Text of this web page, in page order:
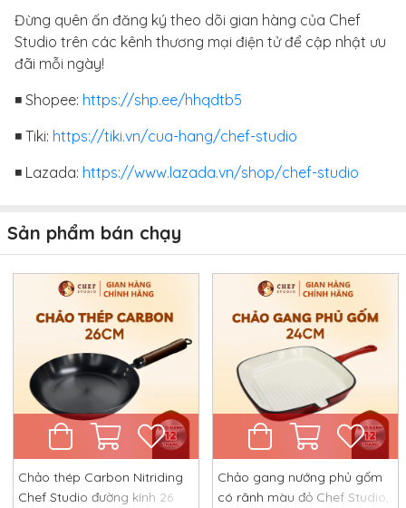
Đừng quên ấn đăng ký theo dõi gian hàng của Chef
Studio trên các kênh thương mại điện tử để cập nhật ưu
đãi mỗi ngày!
◾ Shopee: https://shp.ee/hhqdtb5
◾ Tiki: https://tiki.vn/cua-hang/chef-studio
◾ Lazada: https://www.lazada.vn/shop/chef-studio
Sản phẩm bán chạy
Chảo thép Carbon Nitriding
Chef Studio đường kính 26
Chảo gang nướng phủ gốm
có rãnh màu đỏ Chef Studio,